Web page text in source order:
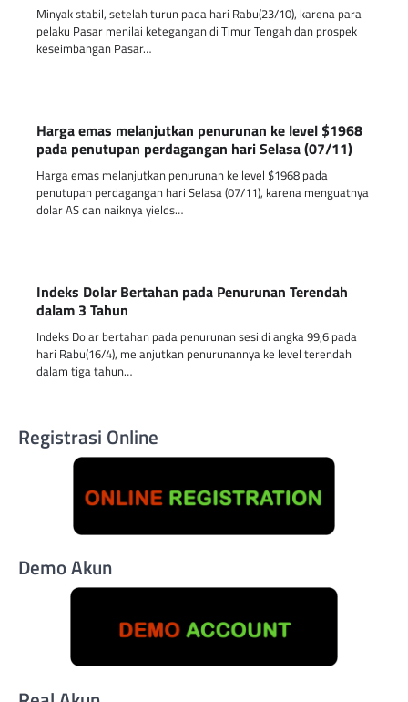
Minyak stabil, setelah turun pada hari Rabu(23/10), karena para
pelaku Pasar menilai ketegangan di Timur Tengah dan prospek
keseimbangan Pasar…
Harga emas melanjutkan penurunan ke level $1968
pada penutupan perdagangan hari Selasa (07/11)
Harga emas melanjutkan penurunan ke level $1968 pada
penutupan perdagangan hari Selasa (07/11), karena menguatnya
dolar AS dan naiknya yields…
Indeks Dolar Bertahan pada Penurunan Terendah
dalam 3 Tahun
Indeks Dolar bertahan pada penurunan sesi di angka 99,6 pada
hari Rabu(16/4), melanjutkan penurunannya ke level terendah
dalam tiga tahun…
Registrasi Online
Demo Akun